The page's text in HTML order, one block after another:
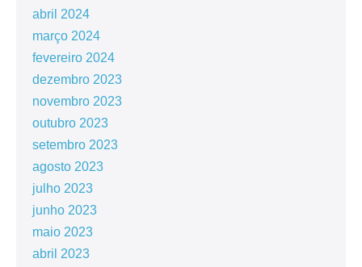
abril 2024
março 2024
fevereiro 2024
dezembro 2023
novembro 2023
outubro 2023
setembro 2023
agosto 2023
julho 2023
junho 2023
maio 2023
abril 2023